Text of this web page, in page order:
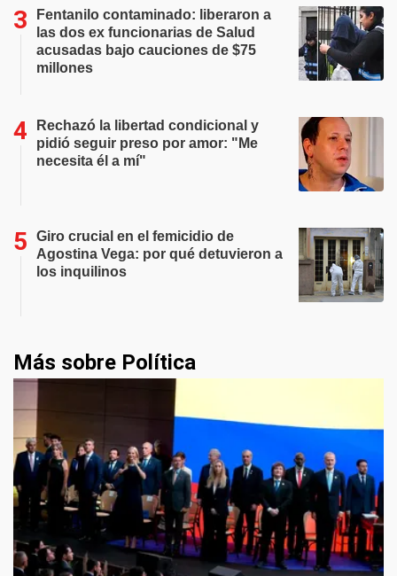
Fentanilo contaminado: liberaron a
las dos ex funcionarias de Salud
acusadas bajo cauciones de $75
millones
Rechazó la libertad condicional y
pidió seguir preso por amor: "Me
necesita él a mí"
Giro crucial en el femicidio de
Agostina Vega: por qué detuvieron a
los inquilinos
Más sobre Política